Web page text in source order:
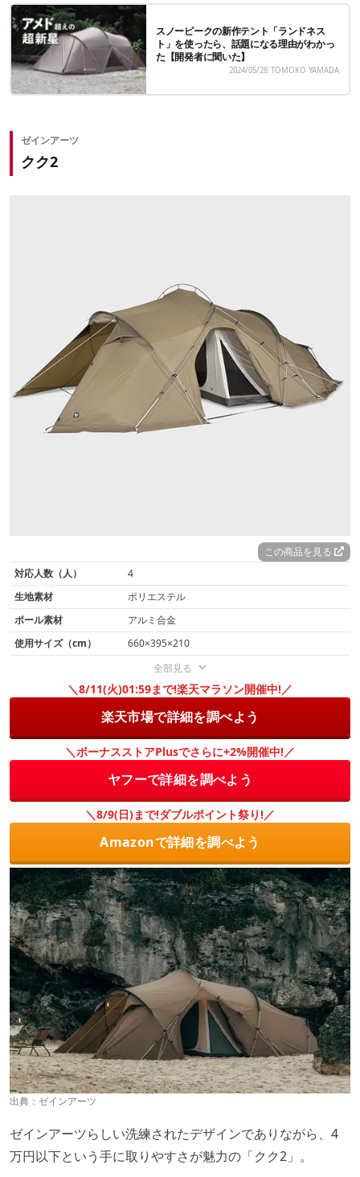
スノーピークの新作テント「ランドネス
ト」を使ったら、話題になる理由がわかっ
た【開発者に聞いた】
2024/05/28 TOMOKO YAMADA
ゼインアーツ
クク2
この商品を見る
対応人数（人）
4
生地素材
ポリエステル
ポール素材
アルミ合金
使用サイズ（cm）
660×395×210
全部見る
＼8/11(火)01:59まで!楽天マラソン開催中!／
楽天市場で詳細を調べよう
＼ボーナスストアPlusでさらに+2%開催中!／
ヤフーで詳細を調べよう
＼8/9(日)まで!ダブルポイント祭り!／
Amazonで詳細を調べよう
出典： ゼインアーツ
ゼインアーツらしい洗練されたデザインでありながら、4
万円以下という手に取りやすさが魅力の「クク2」。